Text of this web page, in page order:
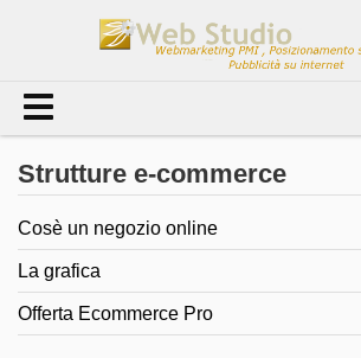
Strutture e-commerce
Cosè un negozio online
La grafica
Offerta Ecommerce Pro